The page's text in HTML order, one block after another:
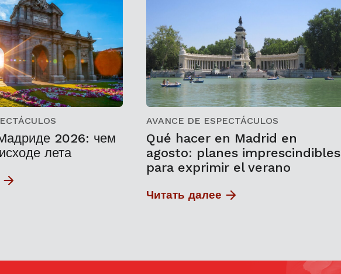
2026: чем
лета
AVANCE DE ESPECTÁCULOS
Qué hacer en Madrid en
agosto: planes imprescindibles
para exprimir el verano
Читать далее